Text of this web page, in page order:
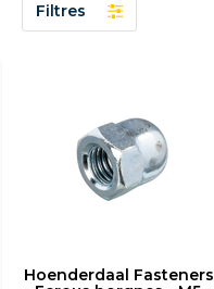
Filtres
Hoenderdaal Fasteners